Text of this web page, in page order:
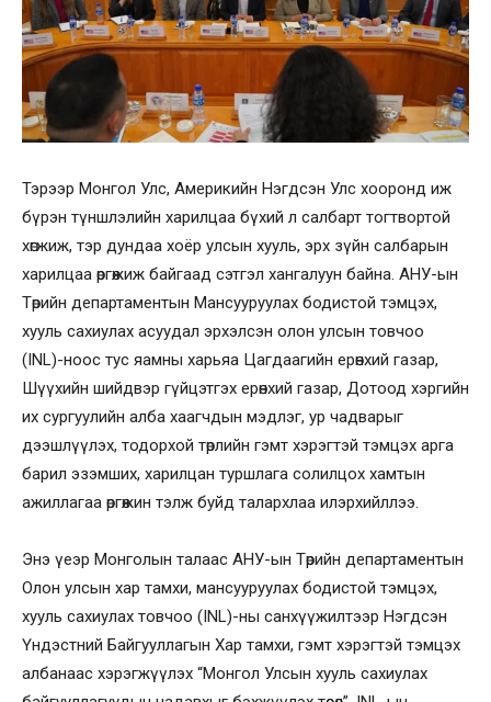
Тэрээр Монгол Улс, Америкийн Нэгдсэн Улс хооронд иж
бүрэн түншлэлийн харилцаа бүхий л салбарт тогтвортой
хөгжиж, тэр дундаа хоёр улсын хууль, эрх зүйн салбарын
харилцаа өргөжиж байгаад сэтгэл хангалуун байна. АНУ-ын
Төрийн департаментын Мансууруулах бодистой тэмцэх,
хууль сахиулах асуудал эрхэлсэн олон улсын товчоо
(INL)-ноос тус яамны харьяа Цагдаагийн ерөнхий газар,
Шүүхийн шийдвэр гүйцэтгэх ерөнхий газар, Дотоод хэргийн
их сургуулийн алба хаагчдын мэдлэг, ур чадварыг
дээшлүүлэх, тодорхой төрлийн гэмт хэрэгтэй тэмцэх арга
барил эзэмших, харилцан туршлага солилцох хамтын
ажиллагаа өргөжин тэлж буйд талархлаа илэрхийллээ.
Энэ үеэр Монголын талаас АНУ-ын Төрийн департаментын
Олон улсын хар тамхи, мансууруулах бодистой тэмцэх,
хууль сахиулах товчоо (INL)-ны санхүүжилтээр Нэгдсэн
Үндэстний Байгууллагын Хар тамхи, гэмт хэрэгтэй тэмцэх
албанаас хэрэгжүүлэх “Монгол Улсын хууль сахиулах